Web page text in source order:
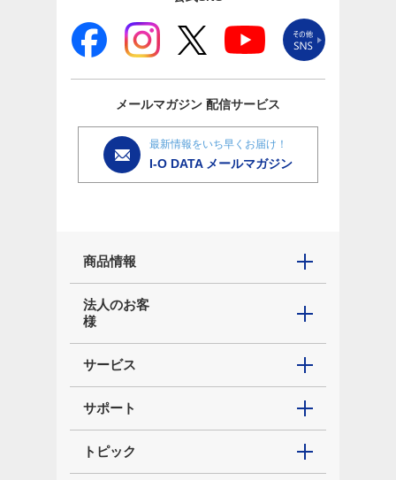
メールマガジン 配信サービス
最新情報をいち早くお届け！
I-O DATA メールマガジン
商品情報
法人のお客
様
サービス
サポート
トピック